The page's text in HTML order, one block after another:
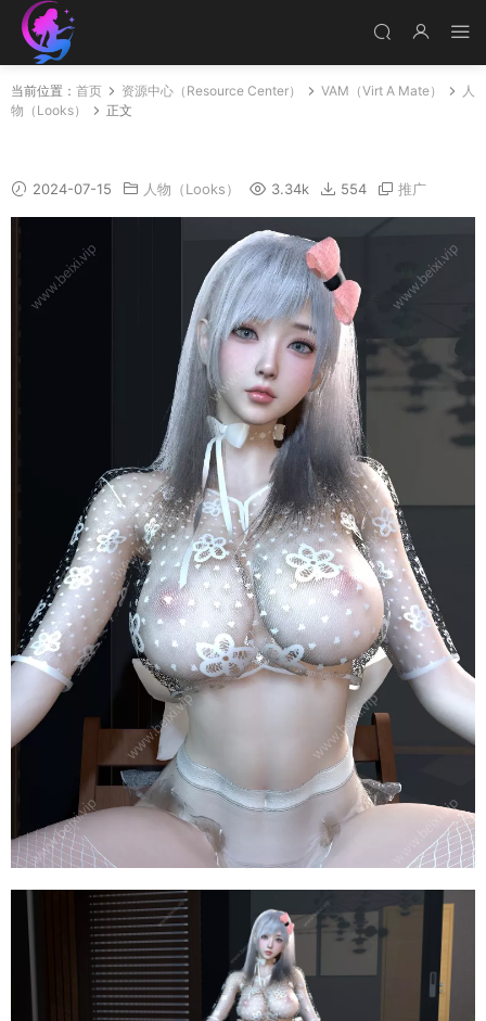
当前位置： 首页 资源中心（Resource Center） VAM（Virt A Mate）
人
物（Looks）
正文
2024-07-15 人物（Looks） 3.34k 554 推广